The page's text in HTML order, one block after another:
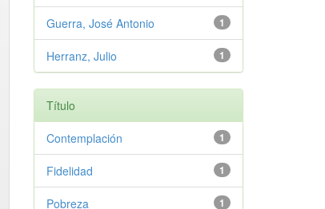
1
Guerra, José Antonio
1
Herranz, Julio
Título
1
Contemplación
1
Fidelidad
1
Pobreza